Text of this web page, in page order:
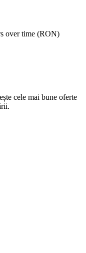
over time (RON)
cele mai bune oferte